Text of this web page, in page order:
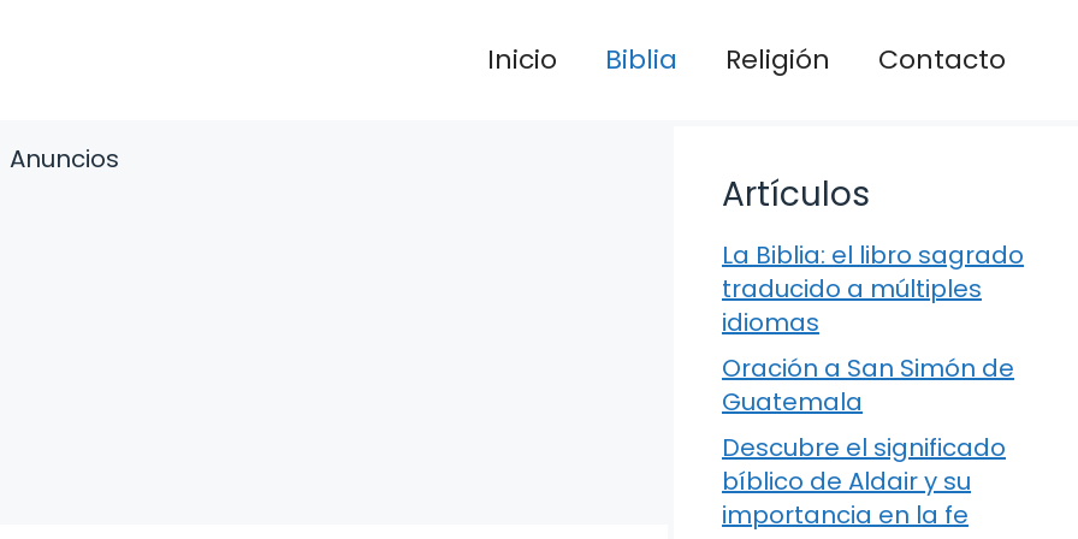
Inicio Biblia Religión Contacto
Anuncios
Artículos
La Biblia: el libro sagrado
traducido a múltiples
idiomas
Oración a San Simón de
Guatemala
Descubre el significado
bíblico de Aldair y su
importancia en la fe